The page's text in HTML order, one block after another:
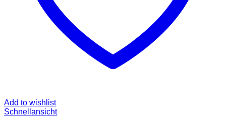
Add to wishlist
Schnellansicht